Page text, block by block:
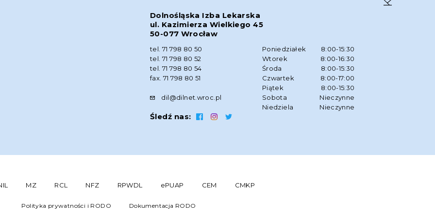
Dolnośląska Izba Lekarska
ul. Kazimierza Wielkiego 45
50-077 Wrocław
tel. 71 798 80 50
tel. 71 798 80 52
tel. 71 798 80 54
fax. 71 798 80 51
dil@dilnet.wroc.pl
Śledź nas:
Poniedziałek
8:00-15:30
Wtorek
8:00-16:30
Środa
8:00-15:30
Czwartek
8:00-17:00
Piątek
8:00-15:30
Sobota
Nieczynne
Niedziela
Nieczynne
MZ RCL NFZ RPWDL ePUAP CEM CMKP
Polityka prywatności i RODO Dokumentacja RODO